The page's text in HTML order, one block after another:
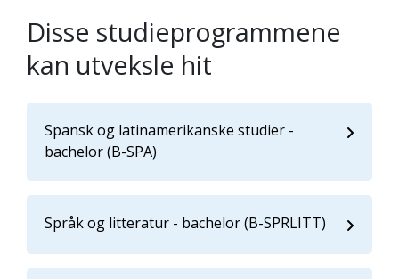
Disse studieprogrammene
kan utveksle hit
Spansk og latinamerikanske studier -
bachelor (B-SPA)
Språk og litteratur - bachelor (B-SPRLITT)